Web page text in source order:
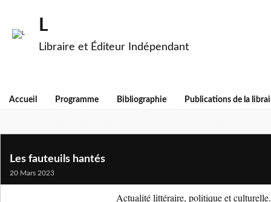
L
Libraire et Éditeur Indépendant
Accueil Programme Bibliographie Publications de la
Les fauteuils hantés
20 Mars 2023
Actualité littéraire, politique et culturelle.